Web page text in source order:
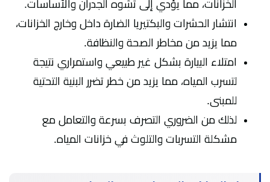
الخزانات، مما يؤدي إلى تشوه الجدران والأساسات.
انتشار الحشرات والبكتيريا الضارة داخل وخارج الخزانات،
مما يزيد من مخاطر الصحة والنظافة.
امتلاء البيارة بشكل غير طبيعي واستمراري نتيجة
لتسرب المياه، مما يزيد من خطر تضرر البنية التحتية
للمبنى.
لذلك من الضروري التصرف بسرعة والتعامل مع
مشكلة التسربات والتلوث في خزانات المياه.